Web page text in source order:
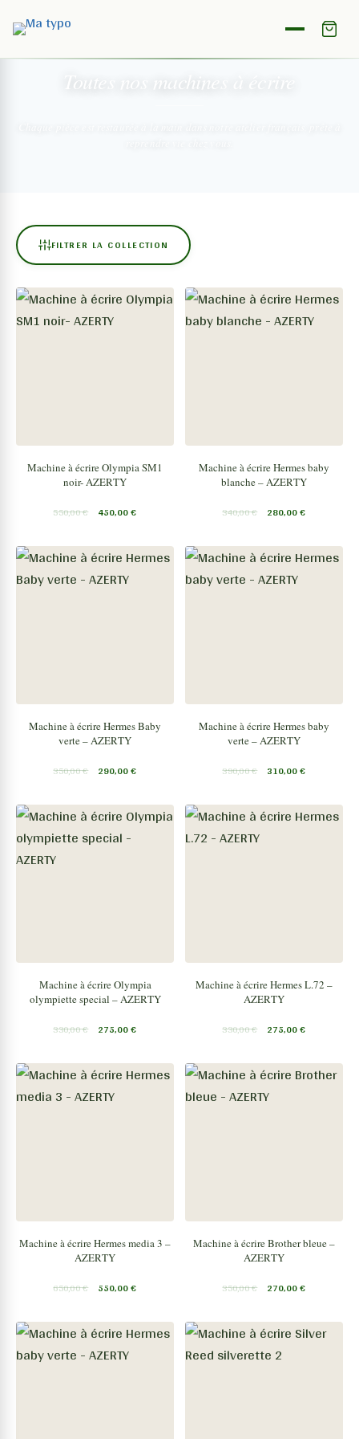
Toutes nos machines
FILTRER LA COLLECTION
Machine à écrire Olympia SM1
noir- AZERTY
550,00€ 450,00€
Machine à écrire Hermes baby
blanche – AZERTY
340,00€ 280,00€
Machine à écrire Hermes Baby
verte – AZERTY
350,00€ 290,00€
Machine à écrire Hermes baby
verte – AZERTY
390,00€ 310,00€
Machine à écrire Olympia
olympiette special – AZERTY
330,00€ 275,00€
Machine à écrire Hermes L.72 –
AZERTY
330,00€ 275,00€
Machine à écrire Hermes media 3 –
AZERTY
650,00€ 550,00€
Machine à écrire Brother bleue –
AZERTY
350,00€ 270,00€